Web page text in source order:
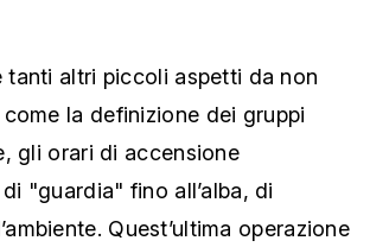
tanti altri piccoli aspetti da non
la definizione dei gruppi
gli orari di accensione
di "guardia" fino all’alba, di
Quest’ultima operazione